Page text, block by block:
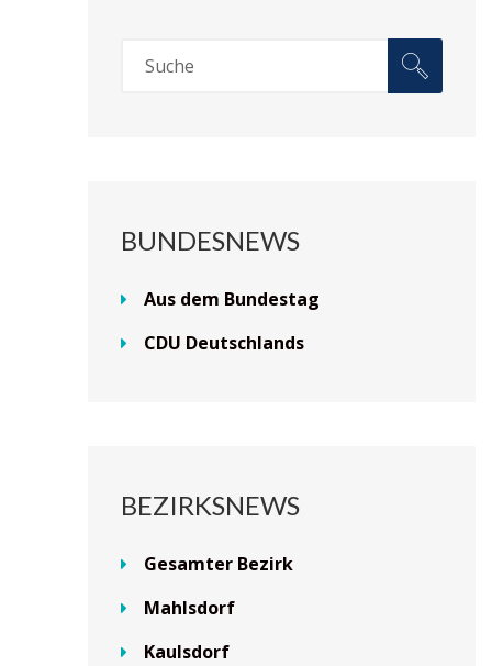
BUNDESNEWS
Aus dem Bundestag
CDU Deutschlands
BEZIRKSNEWS
Gesamter Bezirk
Mahlsdorf
Kaulsdorf